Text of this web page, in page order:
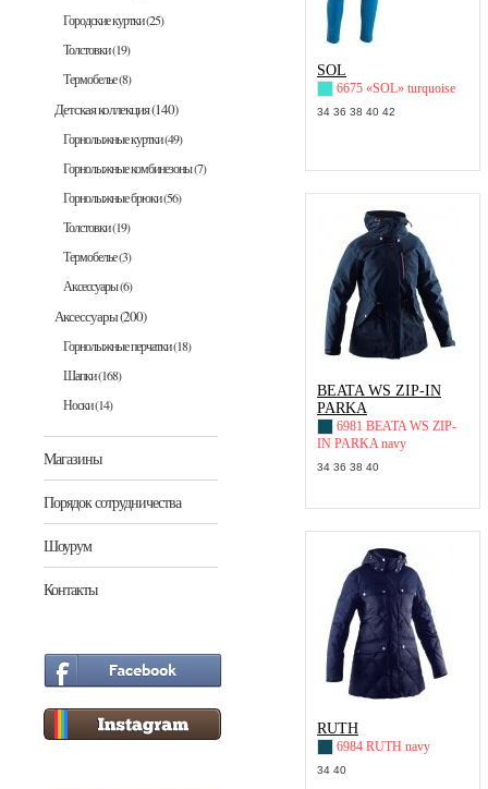
Городские куртки(25)
Толстовки(19)
Термобелье(8)
Детская коллекция(140)
Горнолыжные куртки(49)
Горнолыжные комбинезоны(7)
Горнолыжные брюки(56)
Толстовки(19)
Термобелье(3)
Аксессуары(6)
Аксессуары(200)
Горнолыжные перчатки(18)
Шапки(168)
Носки(14)
Магазины
Порядок сотрудничества
Шоурум
Контакты
SOL
6675 «SOL» turquoise
34 36 38 40 42
BEATA WS ZIP-IN
PARKA
6981 BEATA WS ZIP-
IN PARKA navy
34 36 38 40
RUTH
6984 RUTH navy
34 40